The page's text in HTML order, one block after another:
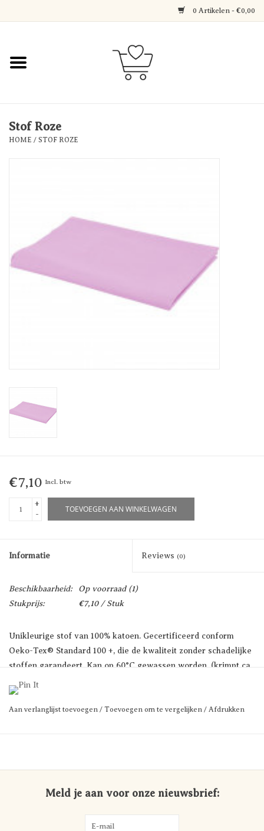
0 Artikelen - €0,00
Home
Decoratie
Stof Roze
HOME / STOF ROZE
€7,10 Incl. btw
+
-
TOEVOEGEN AAN WINKELWAGEN
Informatie Reviews (0)
Beschikbaarheid: Op voorraad(1)
Stukprijs:
€7,10 / Stuk
Unikleurige stof van 100% katoen. Gecertificeerd conform
Oeko-Tex® Standard 100 +, die de kwaliteit zonder schadelijke
stoffen garandeert. Kan op 60°C gewassen worden. (krimpt ca.
3-5%).
Geleverd aan één stuk ongeacht het aantal - max. 25m.
Minimum aankoop is 1m, per hele meter .
Aan verlanglijst toevoegen / Toevoegen om te vergelijken / Afdrukken
Meld je aan voor onze nieuwsbrief: